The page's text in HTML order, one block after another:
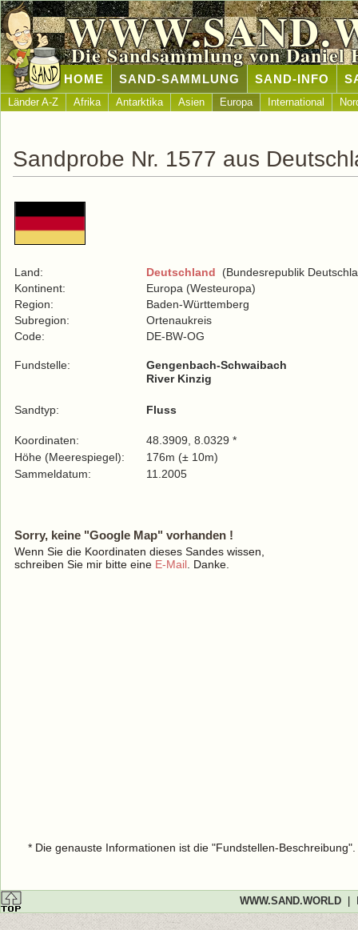
Die Sandsammlung von Daniel
HOME SAND-SAMMLUNG SAND-INFO
Länder A-Z Afrika Antarktika Asien Europa International
Sandprobe Nr. 1577 aus
Land: Deutschland (Bundesrepublik
Kontinent:
Europa (Westeuropa)
Region:
Baden-Württemberg
Subregion:
Ortenaukreis
Code:
DE-BW-OG
Fundstelle:
Gengenbach-Schwaibach
River Kinzig
Sandtyp: Fluss
Koordinaten:
48.3909, 8.0329 *
Höhe (Meerespiegel):
176m (± 10m)
Sammeldatum:
11.2005
Sorry, keine "Google Map" vorhanden !
Wenn Sie die Koordinaten dieses Sandes wissen,
schreiben Sie mir bitte eine E-Mail . Danke.
* Die genauste Informationen ist die "Fundstellen-
WWW.SAND.WORLD|